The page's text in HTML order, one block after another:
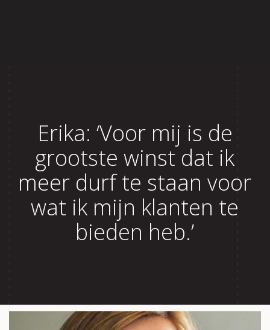
Reviews
Blog
Contact
Erika: ‘Voor mij is de
grootste winst dat ik
meer durf te staan voor
wat ik mijn klanten te
bieden heb.’